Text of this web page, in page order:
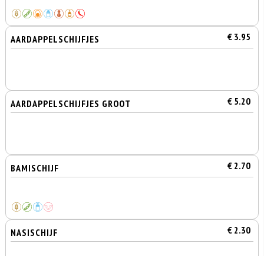
AARDAPPELSCHIJFJES € 3.95
AARDAPPELSCHIJFJES GROOT € 5.20
BAMISCHIJF € 2.70
NASISCHIJF € 2.30